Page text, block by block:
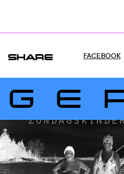
SHARE FACEBOOK